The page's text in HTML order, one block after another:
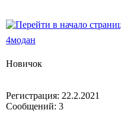
4модан
Новичок
Регистрация: 22.2.2021
Сообщений: 3